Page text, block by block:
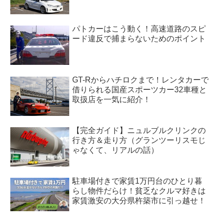
パトカーはこう動く！高速道路のスピ
ード違反で捕まらないためのポイント
GT-Rからハチロクまで！レンタカーで
借りられる国産スポーツカー32車種と
取扱店を一気に紹介！
【完全ガイド】ニュルブルクリンクの
行き方＆走り方（グランツーリスモじ
ゃなくて、リアルの話）
駐車場付きで家賃1万円台のひとり暮
らし物件だらけ！貧乏なクルマ好きは
家賃激安の大分県杵築市に引っ越せ！